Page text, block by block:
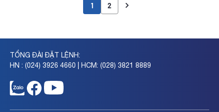
1 2
TỔNG ĐÀI ĐẶT LỆNH:
HN : (024) 3926 4660 | HCM: (028) 3821 8889